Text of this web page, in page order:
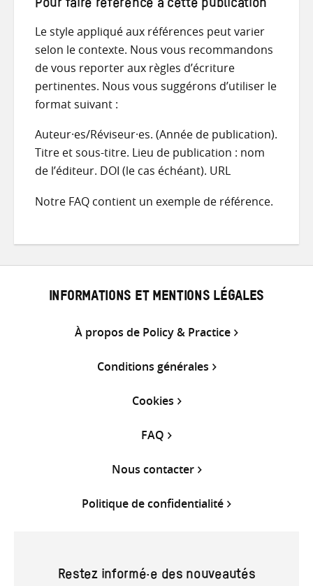
Pour faire référence à cette publication
Le style appliqué aux références peut varier
selon le contexte. Nous vous recommandons
de vous reporter aux règles d’écriture
pertinentes. Nous vous suggérons d’utiliser le
format suivant :
Auteur·es/Réviseur·es. (Année de publication).
Titre et sous-titre. Lieu de publication : nom
de l’éditeur. DOI (le cas échéant). URL
Notre FAQ contient un exemple de référence.
INFORMATIONS ET MENTIONS LÉGALES
À propos de Policy & Practice
Conditions générales
Cookies
FAQ
Nous contacter
Politique de confidentialité
Restez informé·e des nouveautés